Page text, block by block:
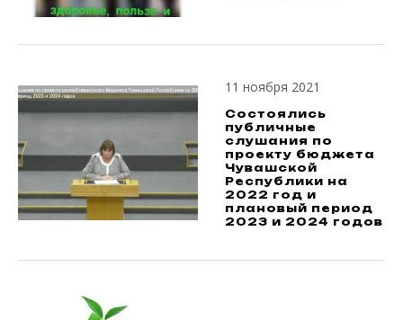
11 ноября 2021
Состоялись
публичные
слушания по
проекту бюджета
Чувашской
Республики на
2022 год и
плановый период
2023 и 2024 годов